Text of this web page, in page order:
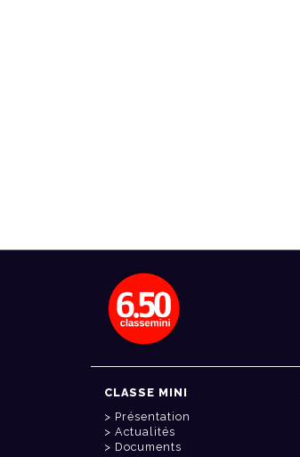
CLASSE MINI
Présentation
Actualités
Documents